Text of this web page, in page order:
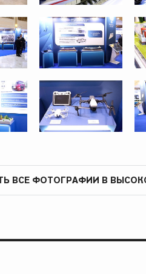
ВСЕ ФОТОГРАФИИ В